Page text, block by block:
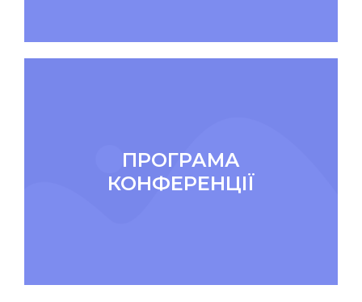
ПРОГРАМА
КОНФЕРЕНЦІЇ